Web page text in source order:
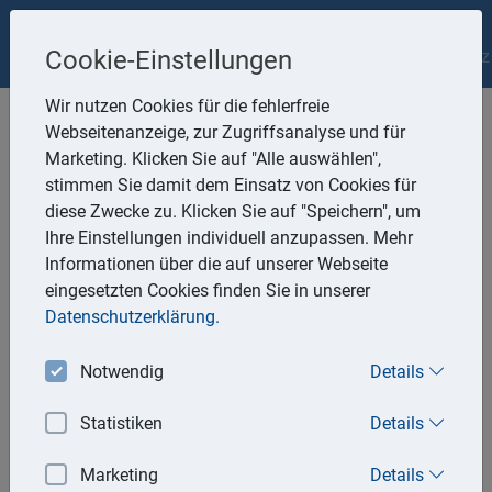
Datenschutz
Aktuell
04.05.2026
tatsächliche Fläche maßgeblich
Wird belegt, dass die tatsächliche Fläche nicht mit der vom
Katasteramt mitgeteilten übereinstimmt, kommt es auf die
tatsächliche Fläche an (gegen A 4 Abs. 3 Satz 5
AENGrStG). Liegen bei Verfahren über
Cookie-Einstellungen
Wir nutzen Cookies für die fehlerfreie
Webseitenanzeige, zur Zugriffsanalyse und für
Marketing. Klicken Sie auf "Alle auswählen",
stimmen Sie damit dem Einsatz von Cookies für
diese Zwecke zu. Klicken Sie auf "Speichern", um
Ihre Einstellungen individuell anzupassen. Mehr
Informationen über die auf unserer Webseite
eingesetzten Cookies finden Sie in unserer
Datenschutzerklärung.
Notwendig Details
Statistiken Details
Marketing Details